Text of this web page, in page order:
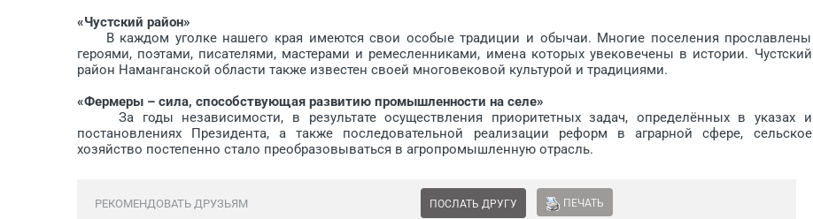
«Чустский район»
В каждом уголке нашего края имеются свои особые традиции и обычаи. Многие поселения прославлены
героями, поэтами, писателями, мастерами и ремесленниками, имена которых увековечены в истории. Чустский
район Наманганской области также известен своей многовековой культурой и традициями.
«Фермеры – сила, способствующая развитию промышленности на селе»
За годы независимости, в результате осуществления приоритетных задач, определённых в указах и
постановлениях Президента, а также последовательной реализации реформ в аграрной сфере, сельское
хозяйство постепенно стало преобразовываться в агропромышленную отрасль.
РЕКОМЕНДОВАТЬ ДРУЗЬЯМ ПОСЛАТЬ ДРУГУ ПЕЧАТЬ